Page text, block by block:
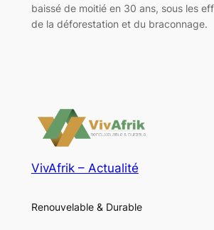
baissé de moitié en 30 ans, sous les
de la déforestation et du
VivAfrik – Actualité
Renouvelable & Durable